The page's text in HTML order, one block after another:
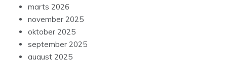
marts 2026
november 2025
oktober 2025
september 2025
august 2025